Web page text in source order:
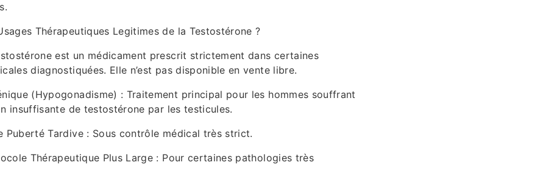
Thérapeutiques Legitimes de la Testostérone ?
est un médicament prescrit strictement dans certaines
diagnostiquées. Elle n’est pas disponible en vente libre.
(Hypogonadisme) : Traitement principal pour les hommes souffrant
insuffisante de testostérone par les testicules.
Puberté Tardive : Sous contrôle médical très strict.
Thérapeutique Plus Large : Pour certaines pathologies très